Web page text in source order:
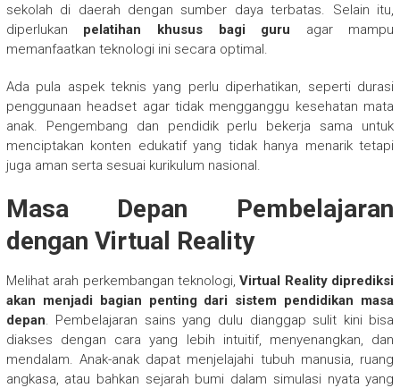
sekolah di daerah dengan sumber daya terbatas. Selain itu,
diperlukan pelatihan khusus bagi guru agar mampu
memanfaatkan teknologi ini secara optimal.
Ada pula aspek teknis yang perlu diperhatikan, seperti durasi
penggunaan headset agar tidak mengganggu kesehatan mata
anak. Pengembang dan pendidik perlu bekerja sama untuk
menciptakan konten edukatif yang tidak hanya menarik tetapi
juga aman serta sesuai kurikulum nasional.
Masa Depan Pembelajaran
dengan Virtual Reality
Melihat arah perkembangan teknologi,Virtual Reality diprediksi
akan menjadi bagian penting dari sistem pendidikan masa
depan. Pembelajaran sains yang dulu dianggap sulit kini bisa
diakses dengan cara yang lebih intuitif, menyenangkan, dan
mendalam. Anak-anak dapat menjelajahi tubuh manusia, ruang
angkasa, atau bahkan sejarah bumi dalam simulasi nyata yang